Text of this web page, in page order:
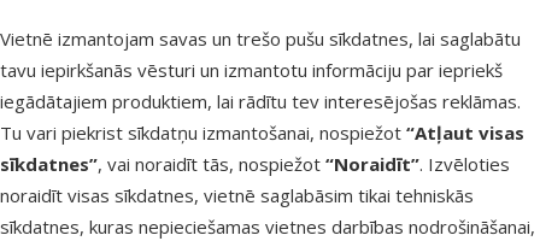
Vietnē izmantojam savas un trešo pušu sīkdatnes, lai saglabātu
tavu iepirkšanās vēsturi un izmantotu informāciju par iepriekš
iegādātajiem produktiem, lai rādītu tev interesējošas reklāmas.
Tu vari piekrist sīkdatņu izmantošanai, nospiežot “Atļaut visas
sīkdatnes”, vai noraidīt tās, nospiežot “Noraidīt”. Izvēloties
noraidīt visas sīkdatnes, vietnē saglabāsim tikai tehniskās
sīkdatnes, kuras nepieciešamas vietnes darbības nodrošināšanai,
CO2 Plus, 250
ml
Cena
8,99 €
Noliktavā Pievienot grozam